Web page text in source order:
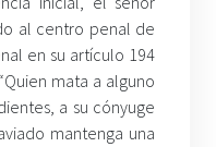
al centro penal de
en su artículo 194
mata a alguno
a su cónyuge
mantenga una